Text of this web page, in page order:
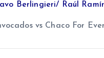
Berlingieri/ Raúl